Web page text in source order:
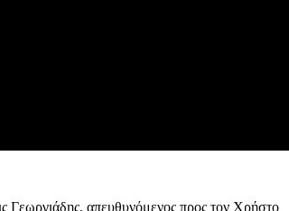
απευθυνόμενος προς τον Χρήστο